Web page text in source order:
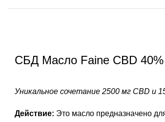
СБД Масло Faine CBD 40%
Уникальное сочетание 2500 мг CBD и
Действие: Это масло предназначено